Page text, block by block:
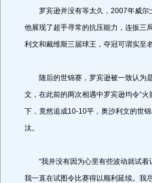
罗宾逊并没有等太久，2007年威尔
他展现了超乎寻常的抗压能力，连扳三
利文和戴维斯三届球王，夺冠可谓实至名
随后的世锦赛，罗宾逊被一致认为是
文，在此前的两次相遇中罗宾逊均令“
下，竟然追成10-10平，奥沙利文的世
汰。
“我并没有因为心里有些波动就试着
我一直在试图令比赛得以顺利延续。我